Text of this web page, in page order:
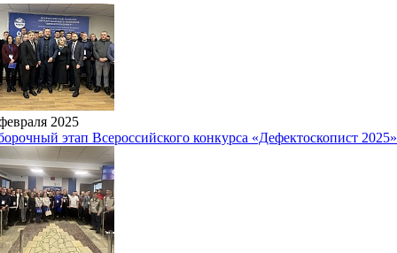
2025
этап Всероссийского конкурса «Дефектоскопист